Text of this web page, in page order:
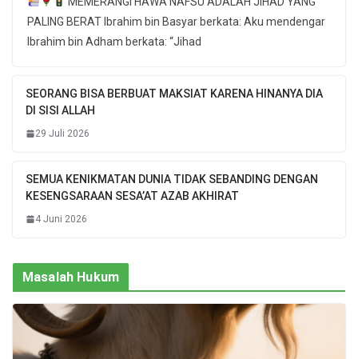
PALING BERAT Ibrahim bin Basyar berkata: Aku mendengar
Ibrahim bin Adham berkata: “Jihad
SEORANG BISA BERBUAT MAKSIAT KARENA HINANYA DIA
DI SISI ALLAH
29 Juli 2026
SEMUA KENIKMATAN DUNIA TIDAK SEBANDING DENGAN
KESENGSARAAN SESA’AT AZAB AKHIRAT
4 Juni 2026
Masalah Hukum